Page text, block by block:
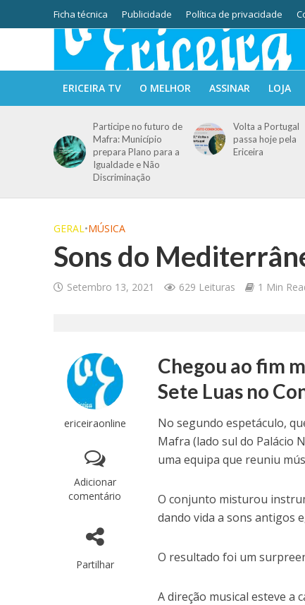
Ficha técnica Publicidade Política de privacidade
ERICEIRA TV O MELHOR ASSINAR LOJA
Participe no futuro de
Mafra: Município
prepara Plano para a
Igualdade e Não
Discriminação
Volta a Portugal
passa hoje pela
Ericeira
GERAL•MÚSICA
Sons do
Setembro 13, 2021 629 Leituras 1 Min
ericeiraonline
Adicionar
comentário
Partilhar
Chegou ao fim
Sete Luas no
No segundo espetáculo,
Mafra (lado sul do Palácio
uma equipa que reuniu
O conjunto misturou
dando vida a sons antigos
O resultado foi um
A direção musical esteve a